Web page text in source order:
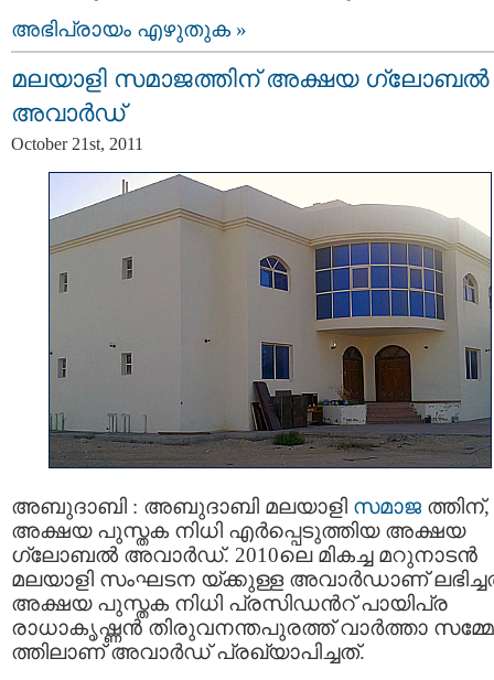
അഭിപ്രായം എഴുതുക »
മലയാളി സമാജത്തിന് അക്ഷയ ഗ്ലോബല്‍
അവാര്‍ഡ്
October 21st, 2011
അബുദാബി : അബുദാബി മലയാളി സമാജ ത്തിന്,
അക്ഷയ പുസ്തക നിധി എര്‍പ്പെടുത്തിയ അക്ഷയ
ഗ്ലോബല്‍ അവാര്‍ഡ്. 2010ലെ മികച്ച മറുനാടന്‍
മലയാളി സംഘടന യ്ക്കുള്ള അവാര്‍ഡാണ്
അക്ഷയ പുസ്തക നിധി പ്രസിഡന്‍റ് പായിപ്ര
രാധാകൃഷ്ണന്‍ തിരുവനന്തപുരത്ത് വാര്‍ത്താ
ത്തിലാണ് അവാര്‍ഡ് പ്രഖ്യാപിച്ചത്.